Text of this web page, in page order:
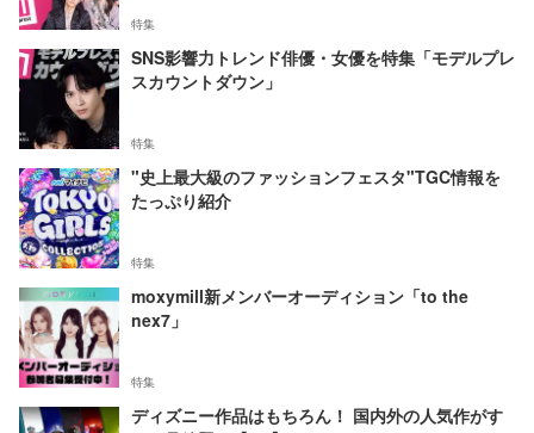
特集
SNS影響力トレンド俳優・女優を特集「モデルプレ
スカウントダウン」
特集
"史上最大級のファッションフェスタ"TGC情報を
たっぷり紹介
特集
moxymill新メンバーオーディション「to the
nex7」
特集
ディズニー作品はもちろん！ 国内外の人気作がす